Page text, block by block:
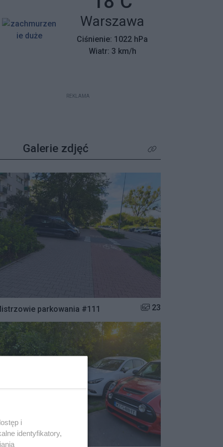
mieszkańców z wyjątkowym
apelem – poszukiwane są osoby,
które pamiętają tamte dni,
wspierały protestujących lub były
Miasto:
Warszawa
Ciśnienie: 1022 hPa
Wiatr: 3 km/h
REKLAMA
Galerie zdjęć Kliknij aby zobaczyć
parkowania #111 Liczba zdjęć w galerii:
23
i
identyfikatory,